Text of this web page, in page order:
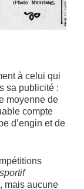
à celui qui
sa publicité :
moyenne de
compte
d’engin et de
mais aucune